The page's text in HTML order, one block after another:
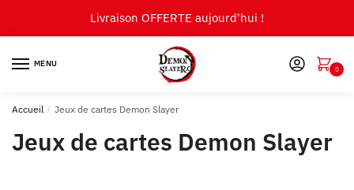
Livraison OFFERTE aujourd'hui !
MENU
0
Accueil / Jeux de cartes Demon Slayer
Jeux de cartes Demon Slayer